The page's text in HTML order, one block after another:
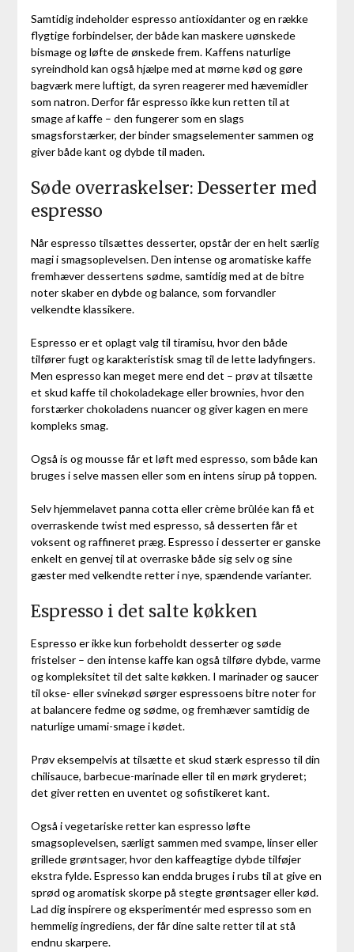
Samtidig indeholder espresso antioxidanter og en række
flygtige forbindelser, der både kan maskere uønskede
bismage og løfte de ønskede frem. Kaffens naturlige
syreindhold kan også hjælpe med at mørne kød og gøre
bagværk mere luftigt, da syren reagerer med hævemidler
som natron. Derfor får espresso ikke kun retten til at
smage af kaffe – den fungerer som en slags
smagsforstærker, der binder smagselementer sammen og
giver både kant og dybde til maden.
Søde overraskelser: Desserter med
espresso
Når espresso tilsættes desserter, opstår der en helt særlig
magi i smagsoplevelsen. Den intense og aromatiske kaffe
fremhæver dessertens sødme, samtidig med at de bitre
noter skaber en dybde og balance, som forvandler
velkendte klassikere.
Espresso er et oplagt valg til tiramisu, hvor den både
tilfører fugt og karakteristisk smag til de lette ladyfingers.
Men espresso kan meget mere end det – prøv at tilsætte
et skud kaffe til chokoladekage eller brownies, hvor den
forstærker chokoladens nuancer og giver kagen en mere
kompleks smag.
Også is og mousse får et løft med espresso, som både kan
bruges i selve massen eller som en intens sirup på toppen.
Selv hjemmelavet panna cotta eller crème brûlée kan få et
overraskende twist med espresso, så desserten får et
voksent og raffineret præg. Espresso i desserter er ganske
enkelt en genvej til at overraske både sig selv og sine
gæster med velkendte retter i nye, spændende varianter.
Espresso i det salte køkken
Espresso er ikke kun forbeholdt desserter og søde
fristelser – den intense kaffe kan også tilføre dybde, varme
og kompleksitet til det salte køkken. I marinader og saucer
til okse- eller svinekød sørger espressoens bitre noter for
at balancere fedme og sødme, og fremhæver samtidig de
naturlige umami-smage i kødet.
Prøv eksempelvis at tilsætte et skud stærk espresso til din
chilisauce, barbecue-marinade eller til en mørk gryderet;
det giver retten en uventet og sofistikeret kant.
Også i vegetariske retter kan espresso løfte
smagsoplevelsen, særligt sammen med svampe, linser eller
grillede grøntsager, hvor den kaffeagtige dybde tilføjer
ekstra fylde. Espresso kan endda bruges i rubs til at give en
sprød og aromatisk skorpe på stegte grøntsager eller kød.
Lad dig inspirere og eksperimentér med espresso som en
hemmelig ingrediens, der får dine salte retter til at stå
endnu skarpere.